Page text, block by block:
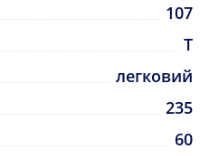
107
T
легковий
235
60